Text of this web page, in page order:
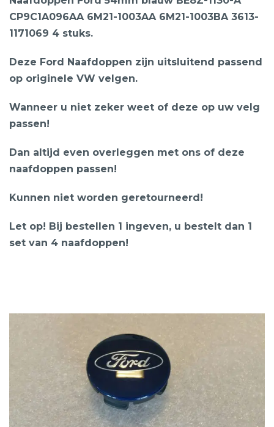
CP9C1A096AA 6M21-1003AA 6M21-1003BA 3613-
1171069 4 stuks.
Deze Ford Naafdoppen zijn uitsluitend passend
op originele VW velgen.
Wanneer u niet zeker weet of deze op uw velg
passen!
Dan altijd even overleggen met ons of deze
naafdoppen passen!
Kunnen niet worden geretourneerd!
Let op! Bij bestellen 1 ingeven, u bestelt dan 1
set van 4 naafdoppen!